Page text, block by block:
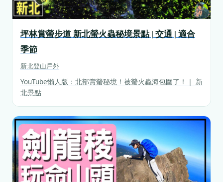
坪林賞螢步道 新北螢火蟲秘境景點 | 交通 | 適合
季節
新北登山戶外
YouTube懶人版：北部賞螢秘境！被螢火蟲海包圍了！｜ 新
北景點